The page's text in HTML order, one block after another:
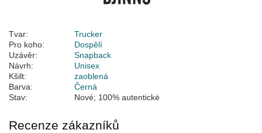
Tvar:
Trucker
Pro koho:
Dospělí
Uzávěr:
Snapback
Návrh:
Unisex
Kšilt:
zaoblená
Barva:
Černá
Stav:
Nové; 100% autentické
Recenze zákazníků